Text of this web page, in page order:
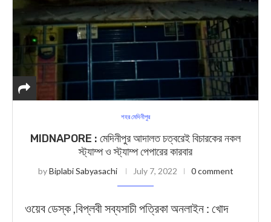
শহর মেদিনীপুর
MIDNAPORE : মেদিনীপুর আদালত চত্বরেই বিচারকের নকল
স্ট্যাম্প ও স্ট্যাম্প পেপারের কারবার
byBiplabi Sabyasachi July 7, 2022 0 comment
ওয়েব ডেস্ক ,বিপ্লবী সব্যসাচী পত্রিকা অনলাইন : খোদ